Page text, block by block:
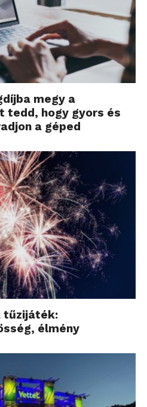
megy a
tedd, hogy gyors és
a géped
tűzijáték:
élmény